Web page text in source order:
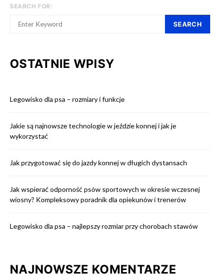
SEARCH FOR:
SEARCH
OSTATNIE WPISY
Legowisko dla psa – rozmiary i funkcje
Jakie są najnowsze technologie w jeździe konnej i jak je
wykorzystać
Jak przygotować się do jazdy konnej w długich dystansach
Jak wspierać odporność psów sportowych w okresie wczesnej
wiosny? Kompleksowy poradnik dla opiekunów i trenerów
Legowisko dla psa – najlepszy rozmiar przy chorobach stawów
NAJNOWSZE KOMENTARZE